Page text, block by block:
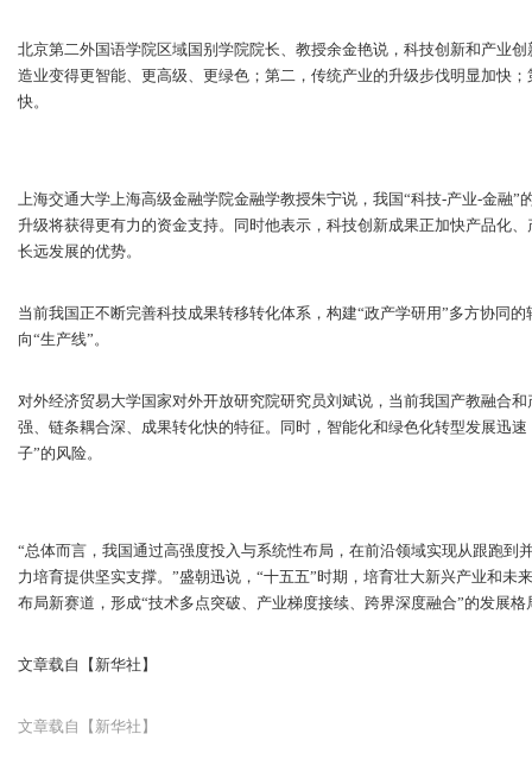
北京第二外国语学院区域国别学院院长、教授余金艳说，科技创新和产业
造业变得更智能、更高级、更绿色；第二，传统产业的升级步伐明显加快
快。
上海交通大学上海高级金融学院金融学教授朱宁说，我国“科技-产业-金融”
升级将获得更有力的资金支持。同时他表示，科技创新成果正加快产品化
长远发展的优势。
当前我国正不断完善科技成果转移转化体系，构建“政产学研用”多方协同
向“生产线”。
对外经济贸易大学国家对外开放研究院研究员刘斌说，当前我国产教融合
强、链条耦合深、成果转化快的特征。同时，智能化和绿色化转型发展迅
子”的风险。
“总体而言，我国通过高强度投入与系统性布局，在前沿领域实现从跟跑到
力培育提供坚实支撑。”盛朝迅说，“十五五”时期，培育壮大新兴产业和未
布局新赛道，形成“技术多点突破、产业梯度接续、跨界深度融合”的发展
文章载自【新华社】
文章载自【新华社】